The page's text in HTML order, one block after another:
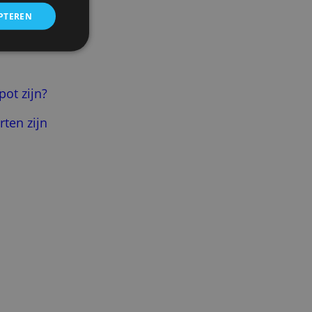
Classic
ons verkeer te analyseren.
en analysepartners, die
of die zij hebben
ALLES ACCEPTEREN